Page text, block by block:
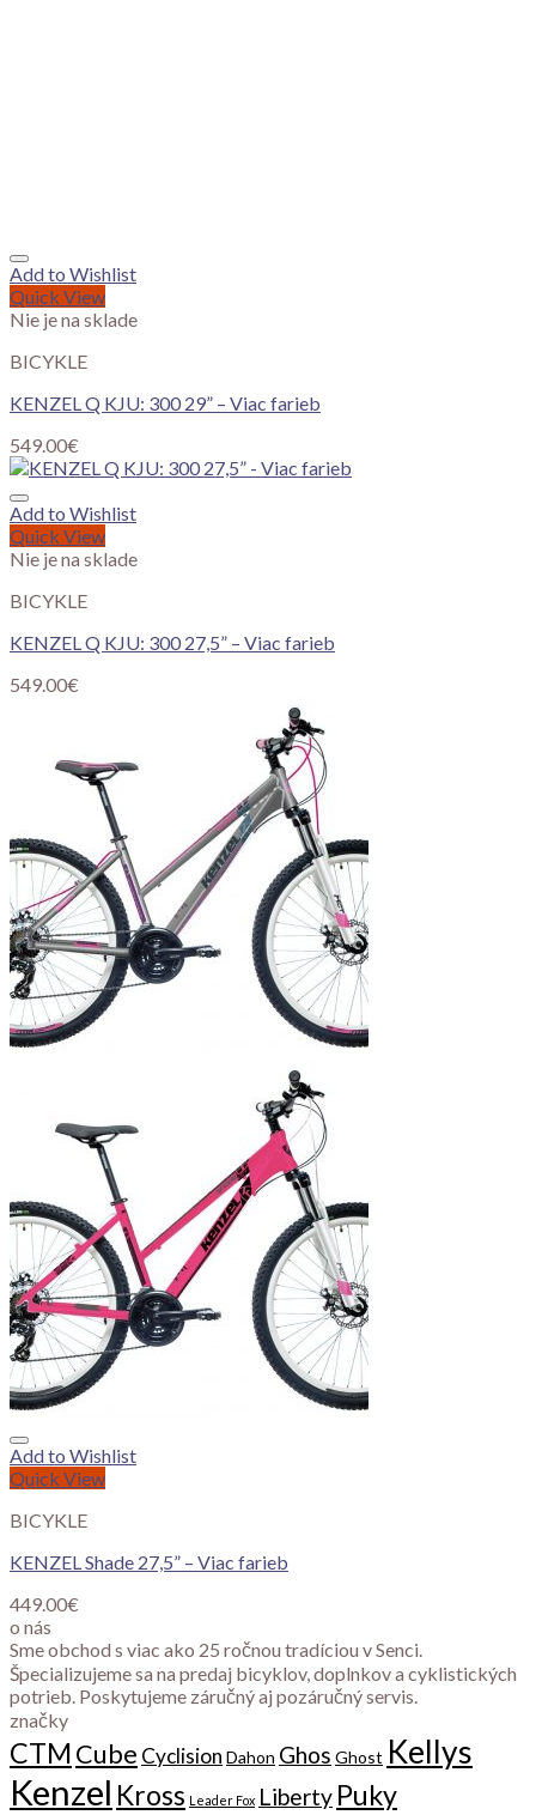
Add to Wishlist
Quick View
Nie je na sklade
BICYKLE
KENZEL Q KJU: 300 29” – Viac farieb
549.00€
Add to Wishlist
Quick View
Nie je na sklade
BICYKLE
KENZEL Q KJU: 300 27,5” – Viac farieb
549.00€
Add to Wishlist
Quick View
BICYKLE
KENZEL Shade 27,5” – Viac farieb
449.00€
o nás
Sme obchod s viac ako 25 ročnou tradíciou v Senci.
Špecializujeme sa na predaj bicyklov, doplnkov a cyklistických
potrieb. Poskytujeme záručný aj pozáručný servis.
značky
CTMCube Cyclision Dahon Ghos Ghost Kellys
Kenzel Kross Leader Fox Liberty Puky